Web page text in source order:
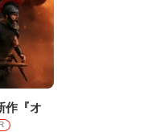
作『オ